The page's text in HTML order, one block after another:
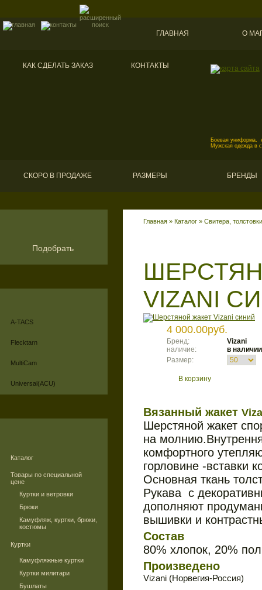
ГЛАВНАЯ О
КАК СДЕЛАТЬ ЗАКАЗ КОНТАКТЫ
Боевая униформа,
Мужская одежда в
СКОРО В ПРОДАЖЕ РАЗМЕРЫ БРЕНДЫ
Подобрать
A-TACS
Flecktarn
MultiCam
Universal(ACU)
Каталог
Товары по специальной
цене
Куртки и ветровки
Брюки
Камуфляж, куртки, брюки,
костюмы
Куртки
Камуфляжные куртки
Куртки милитари
Бушлаты
Главная » Каталог » Свитера,
VIZANI
4 000.00руб.
Бренд:
Vizani
наличие:
в наличии
Размер:
В корзину
Вязанный жакет
Шерстяной жакет
на
комфортного
горловине -вставки
Основная ткань
Рукава с
дополняют
вышивки и
Состав
80% хлопок, 20%
Произведено
Vizani (Норвегия-Россия)